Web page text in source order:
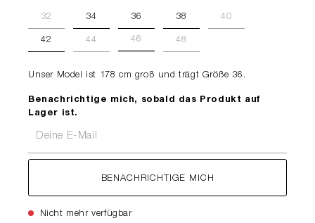
32 34 36 38 40
42 44 46 48
Unser Model ist 178 cm groß und trägt Größe 36.
Benachrichtige mich, sobald das Produkt auf
Lager ist.
BENACHRICHTIGE MICH
Nicht mehr verfügbar